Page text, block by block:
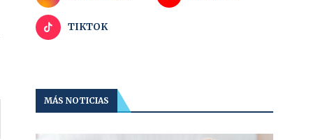
TIKTOK
MÁS NOTICIAS